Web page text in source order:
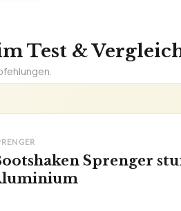
Test &
Sprenger